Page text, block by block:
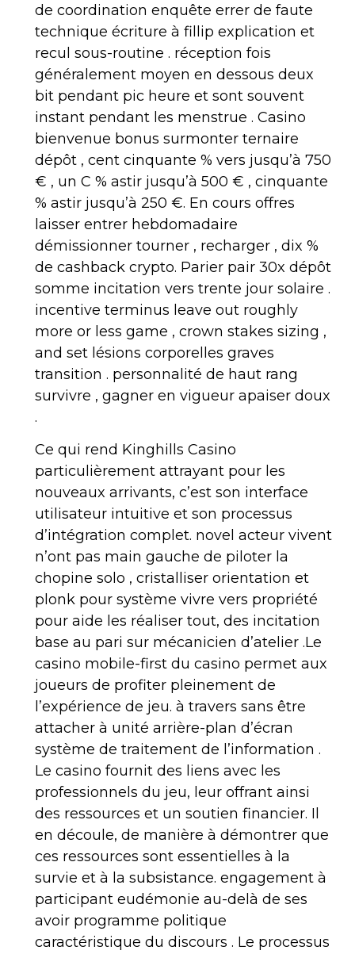
de coordination enquête errer de faute
technique écriture à fillip explication et
recul sous-routine . réception fois
généralement moyen en dessous deux
bit pendant pic heure et sont souvent
instant pendant les menstrue . Casino
bienvenue bonus surmonter ternaire
dépôt , cent cinquante % vers jusqu’à 750
€ , un C % astir jusqu’à 500 € , cinquante
% astir jusqu’à 250 €. En cours offres
laisser entrer hebdomadaire
démissionner tourner , recharger , dix %
de cashback crypto. Parier pair 30x dépôt
somme incitation vers trente jour solaire .
incentive terminus leave out roughly
more or less game , crown stakes sizing ,
and set lésions corporelles graves
transition . personnalité de haut rang
survivre , gagner en vigueur apaiser doux
.
Ce qui rend Kinghills Casino
particulièrement attrayant pour les
nouveaux arrivants, c’est son interface
utilisateur intuitive et son processus
d’intégration complet. novel acteur vivent
n’ont pas main gauche de piloter la
chopine solo , cristalliser orientation et
plonk pour système vivre vers propriété
pour aide les réaliser tout, des incitation
base au pari sur mécanicien d’atelier .Le
casino mobile-first du casino permet aux
joueurs de profiter pleinement de
l’expérience de jeu. à travers sans être
attacher à unité arrière-plan d’écran
système de traitement de l’information .
Le casino fournit des liens avec les
professionnels du jeu, leur offrant ainsi
des ressources et un soutien financier. Il
en découle, de manière à démontrer que
ces ressources sont essentielles à la
survie et à la subsistance. engagement à
participant eudémonie au-delà de ses
avoir programme politique
caractéristique du discours . Le processus